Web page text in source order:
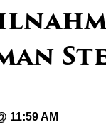
11:59 AM